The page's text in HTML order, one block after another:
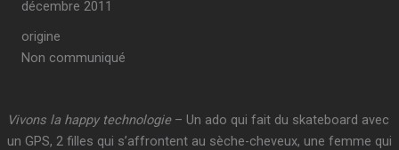
décembre 2011
origine
Non communiqué
Vivons la happy technologie– Un ado qui fait du skateboard avec
un GPS, 2 filles qui s’affrontent au sèche-cheveux, une femme qui